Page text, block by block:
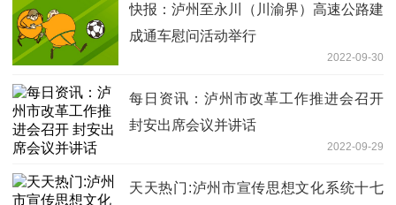
快报：泸州至永川（川渝界）高速公路建
成通车慰问活动举行
2022-09-30
每日资讯：泸州市改革工作推进会召开
封安出席会议并讲话
2022-09-29
天天热门:泸州市宣传思想文化系统十七